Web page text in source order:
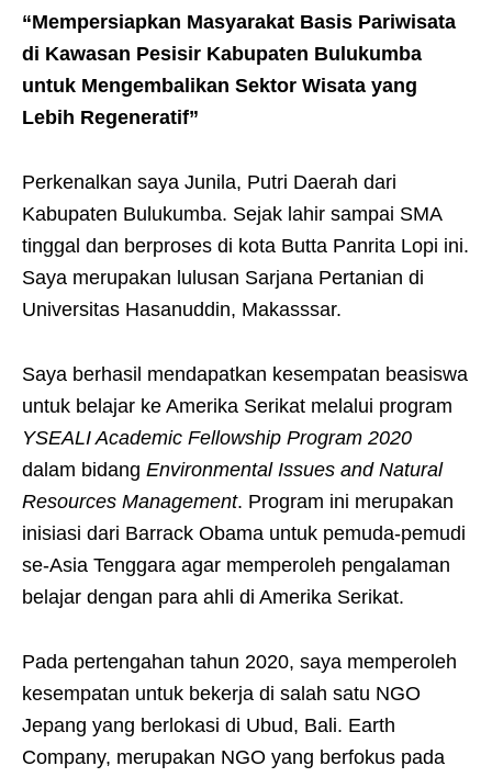
“Mempersiapkan Masyarakat Basis Pariwisata
di Kawasan Pesisir Kabupaten Bulukumba
untuk Mengembalikan Sektor Wisata yang
Lebih Regeneratif”
Perkenalkan saya Junila, Putri Daerah dari
Kabupaten Bulukumba. Sejak lahir sampai SMA
tinggal dan berproses di kota Butta Panrita Lopi ini.
Saya merupakan lulusan Sarjana Pertanian di
Universitas Hasanuddin, Makasssar.
Saya berhasil mendapatkan kesempatan beasiswa
untuk belajar ke Amerika Serikat melalui program
YSEALI Academic Fellowship Program 2020
dalam bidang Environmental Issues and Natural
Resources Management. Program ini merupakan
inisiasi dari Barrack Obama untuk pemuda-pemudi
se-Asia Tenggara agar memperoleh pengalaman
belajar dengan para ahli di Amerika Serikat.
Pada pertengahan tahun 2020, saya memperoleh
kesempatan untuk bekerja di salah satu NGO
Jepang yang berlokasi di Ubud, Bali. Earth
Company, merupakan NGO yang berfokus pada